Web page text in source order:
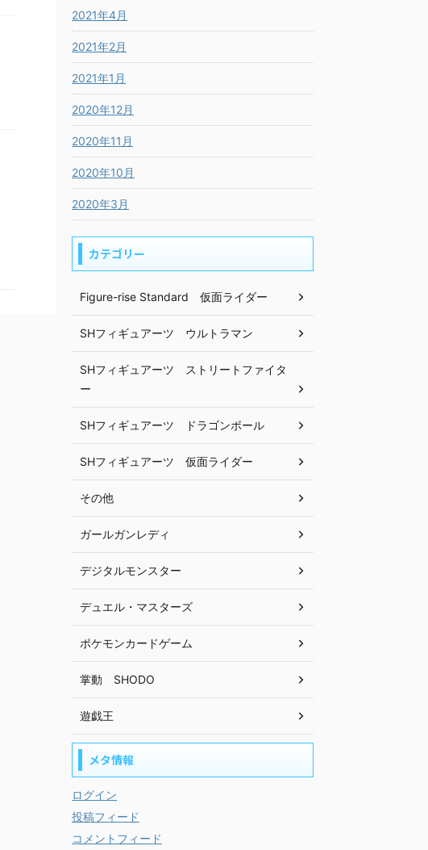
2021年4月
2021年2月
2021年1月
2020年12月
2020年11月
2020年10月
2020年3月
カテゴリー
Figure-rise Standard 仮面ライダー
SHフィギュアーツ ウルトラマン
SHフィギュアーツ ストリートファイタ
ー
SHフィギュアーツ ドラゴンボール
SHフィギュアーツ 仮面ライダー
その他
ガールガンレディ
デジタルモンスター
デュエル・マスターズ
ポケモンカードゲーム
掌動 SHODO
遊戯王
メタ情報
ログイン
投稿フィード
コメントフィード